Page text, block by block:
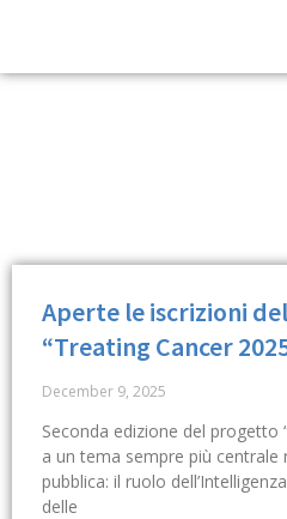
Aperte le iscrizioni
“Treating Cancer
December 9, 2025
Seconda edizione del progetto
a un tema sempre più centrale
pubblica: il ruolo
delle